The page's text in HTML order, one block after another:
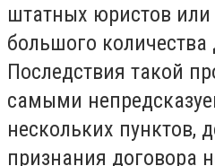
штатных юристов или
большого
Последствия такой
самыми
нескольких пунктов,
признания договора